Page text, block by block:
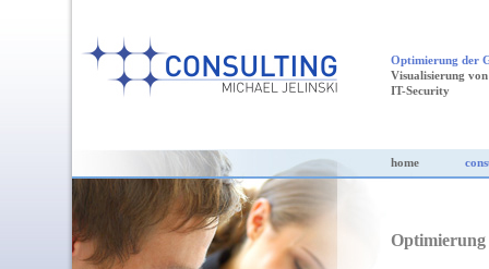
Optimierung der
Visualisierung
IT-Security
home
Optimierung